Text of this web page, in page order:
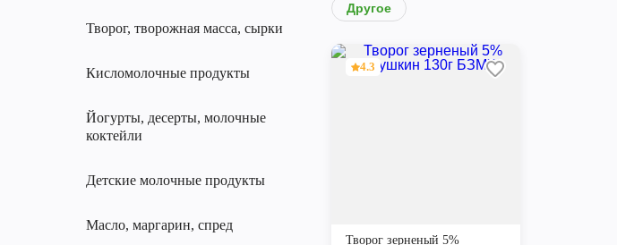
Творог, творожная масса, сырки
Кисломолочные продукты
Йогурты, десерты, молочные
коктейли
Детские молочные продукты
Масло, маргарин, спред
Другое
4.3
Творог зерненый 5%